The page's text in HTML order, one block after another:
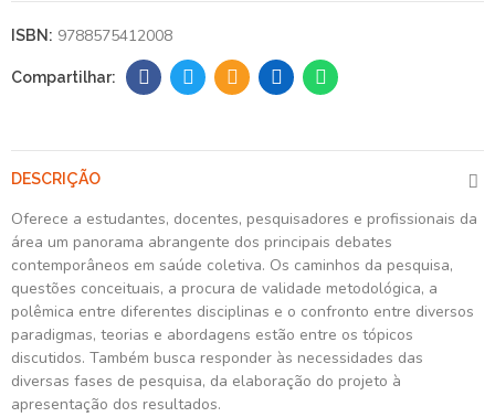
ISBN: 9788575412008
DESCRIÇÃO
Oferece a estudantes, docentes, pesquisadores e profissionais da
área um panorama abrangente dos principais debates
contemporâneos em saúde coletiva. Os caminhos da pesquisa,
questões conceituais, a procura de validade metodológica, a
polêmica entre diferentes disciplinas e o confronto entre diversos
paradigmas, teorias e abordagens estão entre os tópicos
discutidos. Também busca responder às necessidades das
diversas fases de pesquisa, da elaboração do projeto à
apresentação dos resultados.